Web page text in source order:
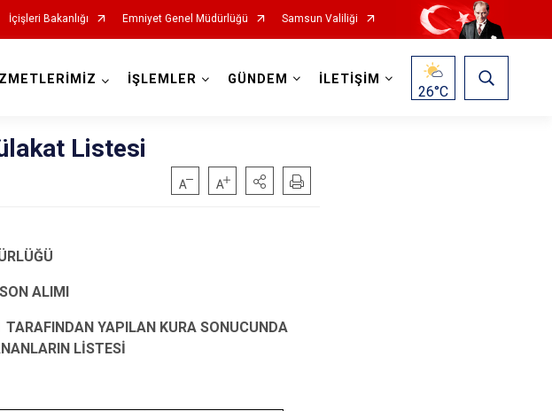
İçişleri Bakanlığı Emniyet Genel Müdürlüğü Samsun Valiliği
İŞLEMLER GÜNDEM İLETİŞİM
26°C
Listesi
ALIMI
YAPILAN KURA SONUCUNDA
LİSTESİ